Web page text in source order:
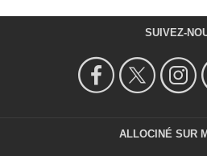
SUIVEZ-
ALLOCINÉ SUR